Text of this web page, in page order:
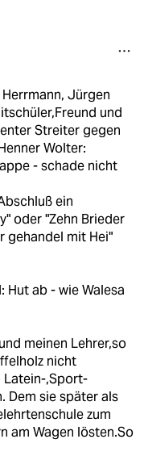
Jürgen
und
Streiter gegen
Wolter:
- schade nicht
ein
oder "Zehn Brieder
gehandel mit Hei"
Hut ab - wie Walesa
meinen Lehrer,so
nicht
Latein-,Sport-
Dem sie später als
zum
am Wagen lösten.So